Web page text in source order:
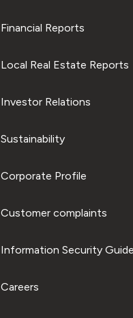
Financial Reports
Local Real Estate Reports
Investor Relations
Sustainability
Corporate Profile
Customer complaints
Information Security Guide
Careers